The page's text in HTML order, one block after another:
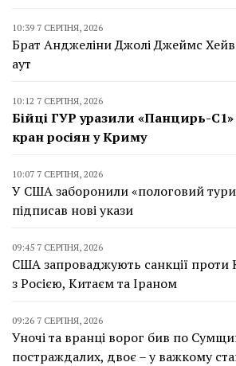
10:39 7 СЕРПНЯ, 2026
Брат Анджеліни Джолі Джеймс
аут
10:12 7 СЕРПНЯ, 2026
Бійці ГУР уразили «Панцирь-
кран росіян у Криму
10:07 7 СЕРПНЯ, 2026
У США заборонили «пологовий
підписав нові укази
09:45 7 СЕРПНЯ, 2026
США запроваджують санкції проти
з Росією, Китаєм та Іраном
09:26 7 СЕРПНЯ, 2026
Уночі та вранці ворог бив по
постраждалих, двоє – у важкому